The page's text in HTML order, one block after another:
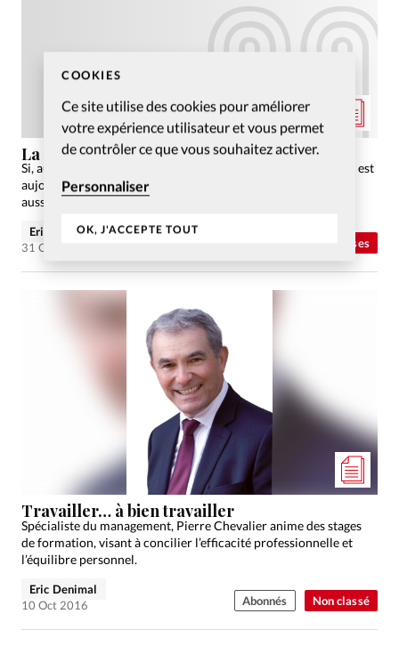
COOKIES
Ce site utilise des cookies pour améliorer
votre expérience utilisateur et vous permet
de contrôler ce que vous souhaitez activer.
Personnaliser
OK, J'ACCEPTE TOUT
Eglises
La Réforme pour les Nuls
Si, au sein du protestantisme français, le courant évangélique est
aujourd’hui le plus dynamique, il faut se souvenir qu’il en est
aussi à l’origine.
Eric Denimal
31 Oct 2016
Non classé
Travailler… à bien travailler
Spécialiste du management, Pierre Chevalier anime des stages
de formation, visant à concilier l’efficacité professionnelle et
l’équilibre personnel.
Eric Denimal
10 Oct 2016
Abonnés